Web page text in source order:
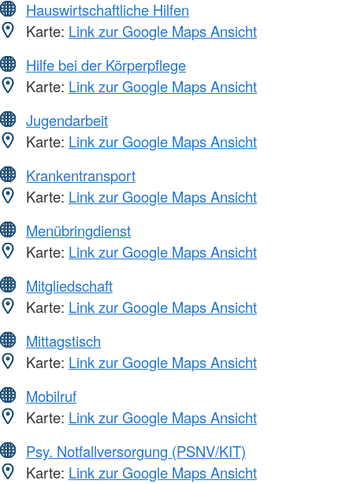
Hauswirtschaftliche Hilfen
Karte: Link zur Google Maps Ansicht
Hilfe bei der Körperpflege
Karte: Link zur Google Maps Ansicht
Jugendarbeit
Karte: Link zur Google Maps Ansicht
Krankentransport
Karte: Link zur Google Maps Ansicht
Menübringdienst
Karte: Link zur Google Maps Ansicht
Mitgliedschaft
Karte: Link zur Google Maps Ansicht
Mittagstisch
Karte: Link zur Google Maps Ansicht
Mobilruf
Karte: Link zur Google Maps Ansicht
Psy. Notfallversorgung (PSNV/KIT)
Karte: Link zur Google Maps Ansicht